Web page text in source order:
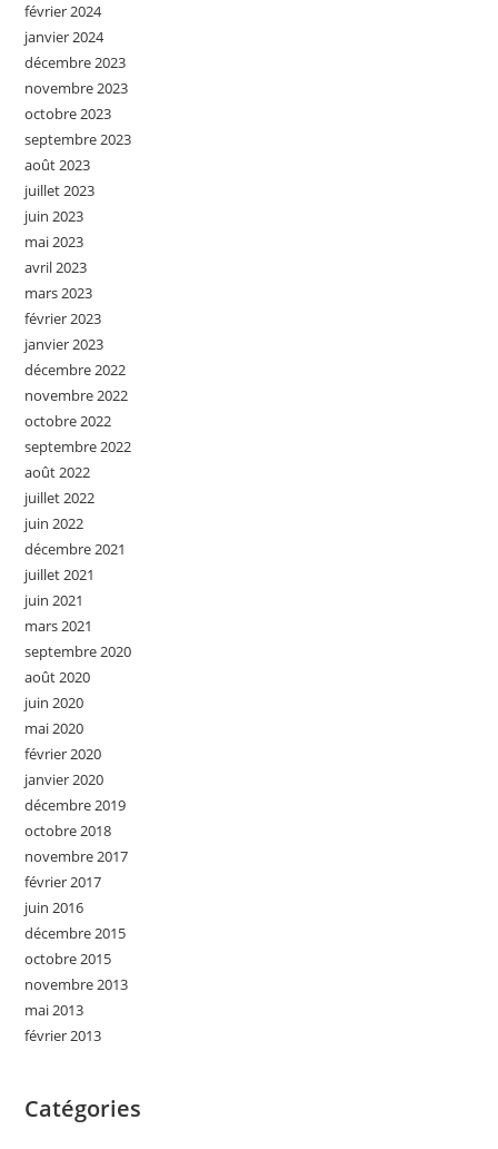
février 2024
janvier 2024
décembre 2023
novembre 2023
octobre 2023
septembre 2023
août 2023
juillet 2023
juin 2023
mai 2023
avril 2023
mars 2023
février 2023
janvier 2023
décembre 2022
novembre 2022
octobre 2022
septembre 2022
août 2022
juillet 2022
juin 2022
décembre 2021
juillet 2021
juin 2021
mars 2021
septembre 2020
août 2020
juin 2020
mai 2020
février 2020
janvier 2020
décembre 2019
octobre 2018
novembre 2017
février 2017
juin 2016
décembre 2015
octobre 2015
novembre 2013
mai 2013
février 2013
Catégories